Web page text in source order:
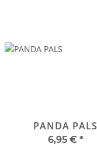
PANDA PALS
6,95 € *